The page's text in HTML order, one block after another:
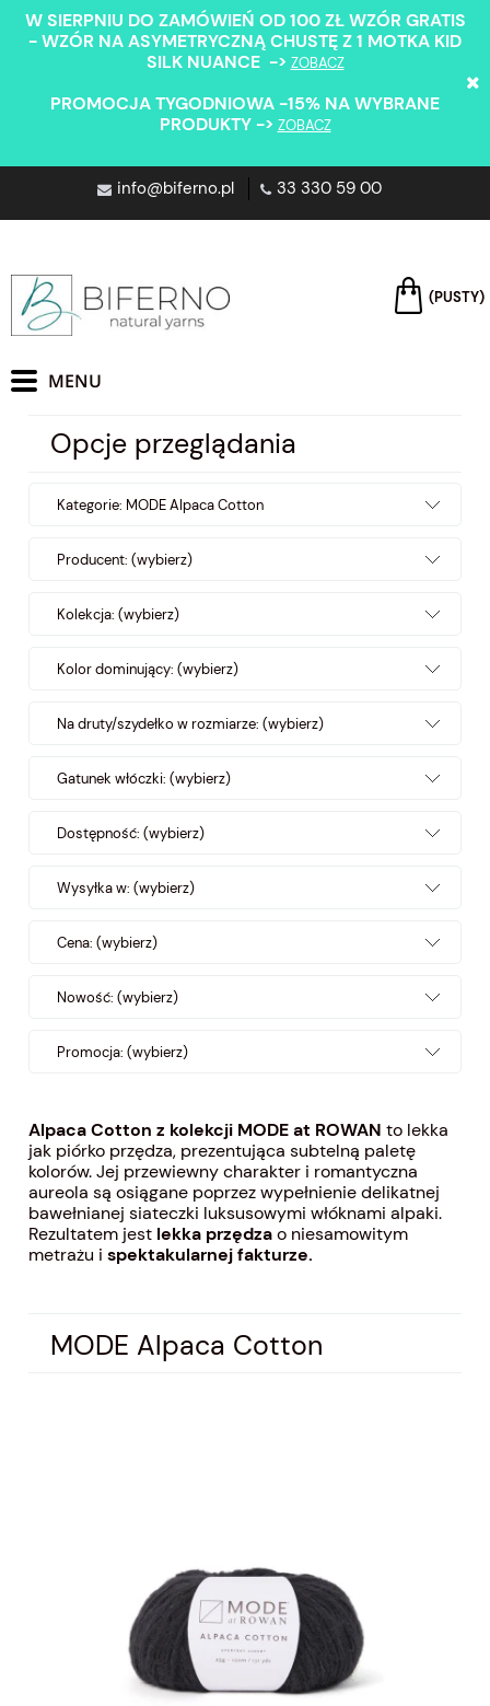
W SIERPNIU DO ZAMÓWIEŃ OD 100 ZŁ WZÓR GRATIS
- WZÓR NA ASYMETRYCZNĄ CHUSTĘ Z 1 MOTKA KID
SILK NUANCE -> ZOBACZ
PROMOCJA TYGODNIOWA -15% NA WYBRANE
PRODUKTY -> ZOBACZ
info@biferno.pl 33 330 59 00
(PUSTY)
Opcje przeglądania
Kategorie: MODE Alpaca Cotton
Producent: (wybierz)
Kolekcja: (wybierz)
Kolor dominujący: (wybierz)
Na druty/szydełko w rozmiarze: (wybierz)
Gatunek włóczki: (wybierz)
Dostępność: (wybierz)
Wysyłka w: (wybierz)
Cena: (wybierz)
Nowość: (wybierz)
Promocja: (wybierz)
Alpaca Cotton z kolekcji MODE at ROWAN to lekka
jak piórko przędza, prezentująca subtelną paletę
kolorów. Jej przewiewny charakter i romantyczna
aureola są osiągane poprzez wypełnienie delikatnej
bawełnianej siateczki luksusowymi włóknami alpaki.
Rezultatem jest lekka przędzao niesamowitym
metrażu i spektakularnej fakturze.
MODE Alpaca Cotton